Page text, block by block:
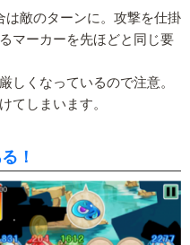
は敵のターンに。攻撃を仕掛
マーカーを先ほどと同じ要
しくなっているので注意。
てしまいます。
！